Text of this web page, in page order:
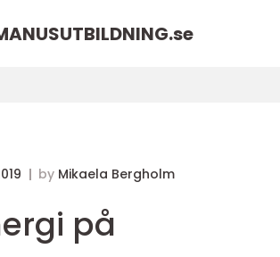
se
by Mikaela Bergholm
på